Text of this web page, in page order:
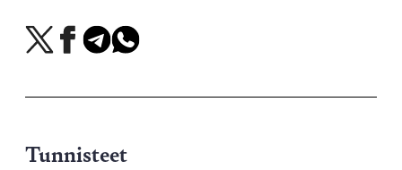
Jaa
X-
Jaa
Facebookissa
Jaa
Telegramissa
Jaa
WhatsAppissa
Tunnisteet